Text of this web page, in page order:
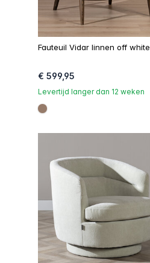
Fauteuil Vidar linnen off white
€ 599,95
Levertijd langer dan 12 weken
#967b6a